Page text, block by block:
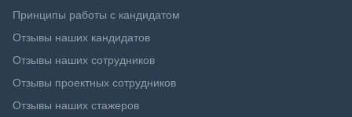
Принципы работы с кандидатом
Отзывы наших кандидатов
Отзывы наших сотрудников
Отзывы проектных сотрудников
Отзывы наших стажеров